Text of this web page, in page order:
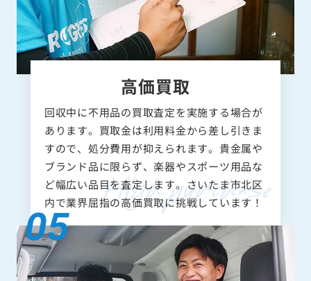
高価買取
回収中に不用品の買取査定を実施する場合が
あります。買取金は利用料金から差し引きま
すので、処分費用が抑えられます。貴金属や
ブランド品に限らず、楽器やスポーツ用品な
ど幅広い品目を査定します。さいたま市北区
内で業界屈指の高価買取に挑戦しています！